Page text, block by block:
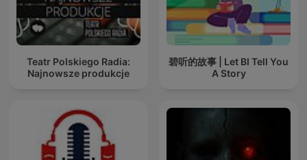
Teatr Polskiego Radia:
Najnowsze produkcje
碧听的故事 | Let BI Tell You
A Story